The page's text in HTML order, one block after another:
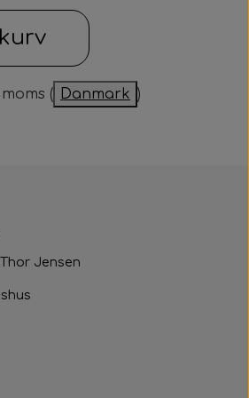
Om huset
Historie
af kildebakken
Revy
Devantier og Benjamin
Fotograf
( Danmark )
Jensen